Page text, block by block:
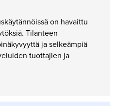
on havaittu
Tilanteen
ja selkeämpiä
tuottajien ja